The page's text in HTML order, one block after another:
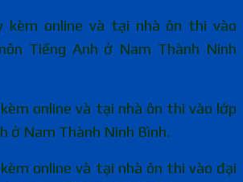
kèm online và tại nhà ôn thi vào
Tiếng Anh ở Nam Thành Ninh
online và tại nhà ôn thi vào lớp
ở Nam Thành Ninh Bình.
online và tại nhà ôn thi vào đại